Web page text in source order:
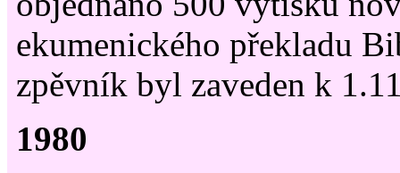
ekumenického překladu
zpěvník byl zaveden k
1980